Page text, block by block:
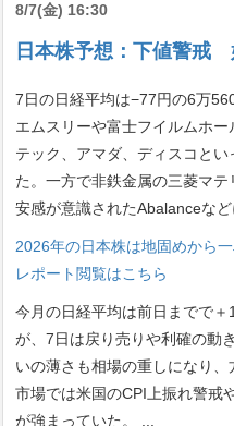
8/7(金) 16:30
日本株予想：下値警戒
7日の日経平均は−77円の6万
エムスリーや富士フイルムホ
テック、アマダ、ディスコと
た。一方で非鉄金属の三菱マ
安感が意識されたAbalanceなど
2026年の日本株は地固めから
レポート閲覧はこちら
今月の日経平均は前日までで
が、7日は戻り売りや利確の動
いの薄さも相場の重しになり、
市場では米国のCPI上振れ警戒
が強まっていた。